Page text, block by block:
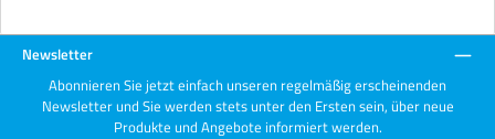
Newsletter
Abonnieren Sie jetzt einfach unseren regelmäßig erscheinenden
Newsletter und Sie werden stets unter den Ersten sein, über neue
Produkte und Angebote informiert werden.